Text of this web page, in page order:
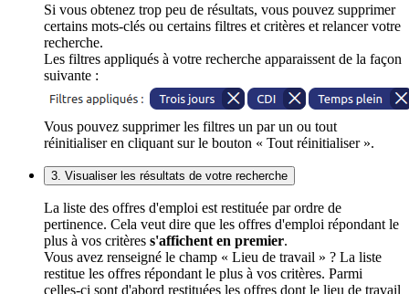
Si vous obtenez trop peu de résultats, vous pouvez supprimer
certains mots-clés ou certains filtres et critères et relancer votre
recherche.
Les filtres appliqués à votre recherche apparaissent de la façon
suivante :
Vous pouvez supprimer les filtres un par un ou tout
réinitialiser en cliquant sur le bouton « Tout réinitialiser ».
3. Visualiser les résultats de votre recherche
La liste des offres d'emploi est restituée par ordre de
pertinence. Cela veut dire que les offres d'emploi répondant le
plus à vos critères s'affichent en premier.
Vous avez renseigné le champ « Lieu de travail » ? La liste
restitue les offres répondant le plus à vos critères. Parmi
celles-ci sont d'abord restituées les offres dont le lieu de travail